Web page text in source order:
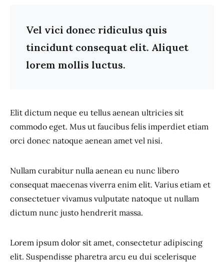
Vel vici donec ridiculus quis
tincidunt consequat elit. Aliquet
lorem mollis luctus.
Elit dictum neque eu tellus aenean ultricies sit
commodo eget. Mus ut faucibus felis imperdiet etiam
orci donec natoque aenean amet vel nisi.
Nullam curabitur nulla aenean eu nunc libero
consequat maecenas viverra enim elit. Varius etiam et
consectetuer vivamus vulputate natoque ut nullam
dictum nunc justo hendrerit massa.
Lorem ipsum dolor sit amet, consectetur adipiscing
elit. Suspendisse pharetra arcu eu dui scelerisque